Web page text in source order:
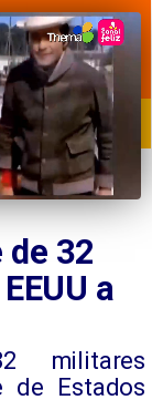
DEPORTES
32
a
militares
de Estados